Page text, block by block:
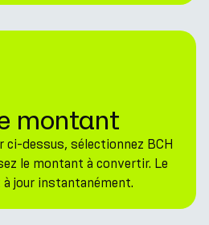
montant
ci-dessus, sélectionnez BCH
le montant à convertir. Le
jour instantanément.